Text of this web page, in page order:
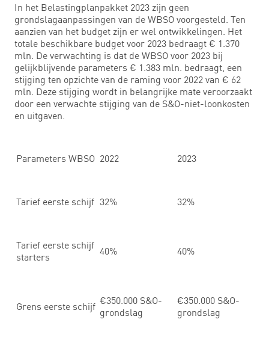
In het Belastingplanpakket 2023 zijn geen
grondslagaanpassingen van de WBSO voorgesteld. Ten
aanzien van het budget zijn er wel ontwikkelingen. Het
totale beschikbare budget voor 2023 bedraagt € 1.370
mln. De verwachting is dat de WBSO voor 2023 bij
gelijkblijvende parameters € 1.383 mln. bedraagt, een
stijging ten opzichte van de raming voor 2022 van € 62
mln. Deze stijging wordt in belangrijke mate veroorzaakt
door een verwachte stijging van de S&O-niet-loonkosten
en uitgaven.
Parameters WBSO 2022 2023
Tarief eerste schijf 32% 32%
Tarief eerste schijf
starters
40% 40%
Grens eerste schijf €350.000 S&O-
grondslag
€350.000 S&O-
grondslag